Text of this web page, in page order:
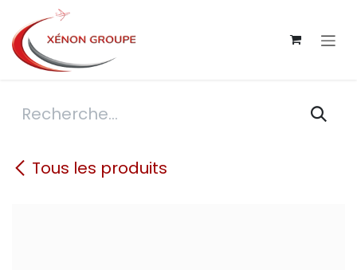
Se rendre au contenu
Tous les produits